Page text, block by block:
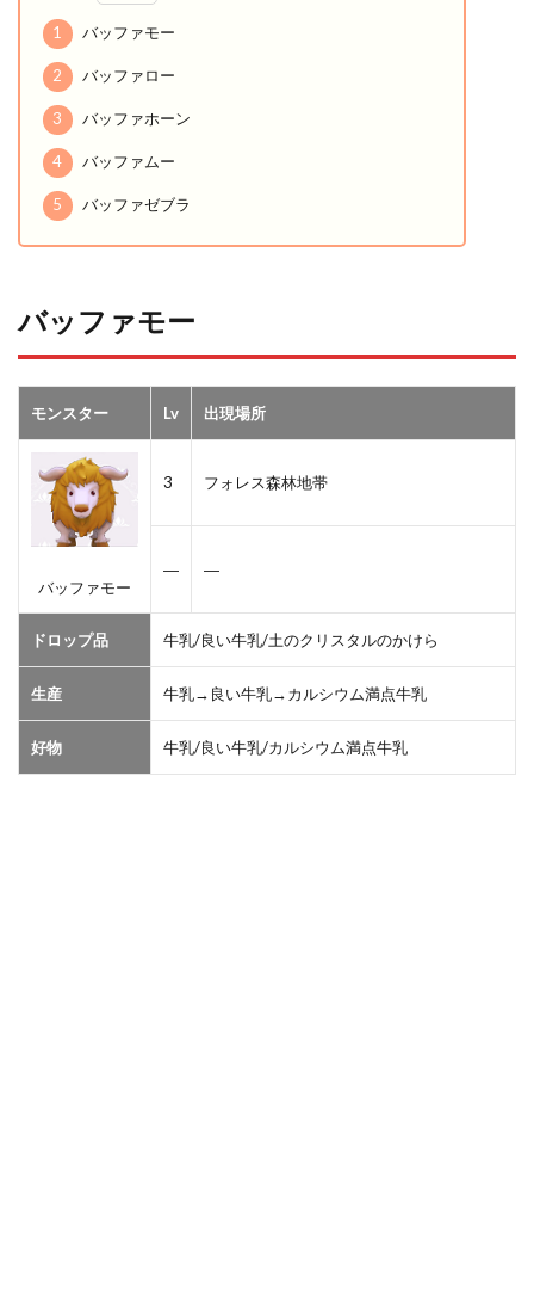
1 バッファモー
2 バッファロー
3 バッファホーン
4 バッファムー
5 バッファゼブラ
バッファモー
モンスター Lv 出現場所
バッファモー
3 フォレス森林地帯
― ―
ドロップ品 牛乳/良い牛乳/土のクリスタルのかけら
生産 牛乳→良い牛乳→カルシウム満点牛乳
好物 牛乳/良い牛乳/カルシウム満点牛乳